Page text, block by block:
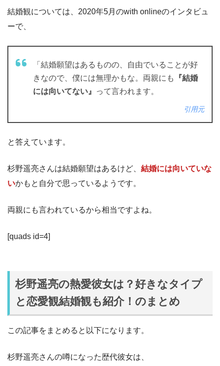
結婚観については、2020年5月のwith onlineのインタビュ
ーで、
「結婚願望はあるものの、自由でいることが好
きなので、僕には無理かもな。両親にも
『結婚
には向いてない』
って言われます。
引用元
と答えています。
杉野遥亮さんは結婚願望はあるけど、 結婚には向いていな
いかもと自分で思っているようです。
両親にも言われているから相当ですよね。
[quads id=4]
杉野遥亮の熱愛彼女は？好きなタイプ
と恋愛観結婚観も紹介！のまとめ
この記事をまとめると以下になります。
杉野遥亮さんの噂になった歴代彼女は、